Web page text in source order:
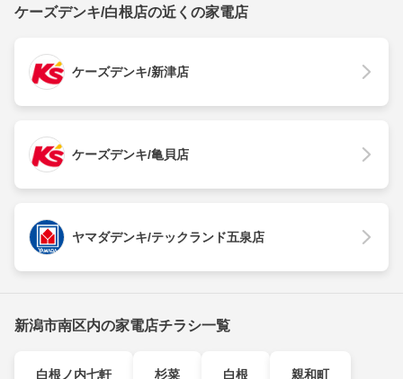
ケーズデンキ/白根店の近くの家電店
ケーズデンキ/新津店
ケーズデンキ/亀貝店
ヤマダデンキ/テックランド五泉店
新潟市南区内の家電店チラシ一覧
白根ノ内七軒 杉菜 白根 親和町